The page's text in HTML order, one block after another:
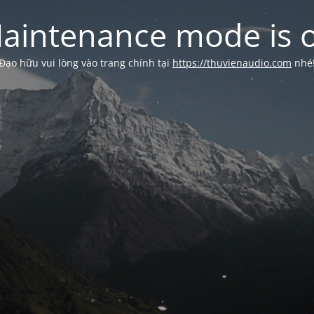
mode is
hữu vui lòng vào trang chính tại https://thuvienaudio.com